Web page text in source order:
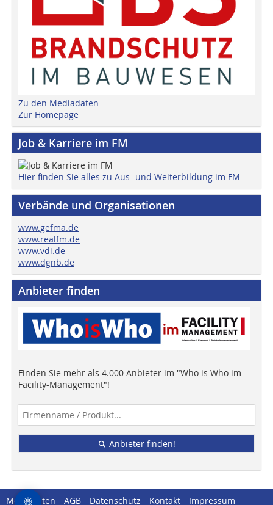
Zu den Mediadaten
Zur Homepage
Job & Karriere im FM
Hier finden Sie alles zu Aus- und Weiterbildung im FM
Verbände und Organisationen
www.gefma.de
www.realfm.de
www.vdi.de
www.dgnb.de
Anbieter finden
Finden Sie mehr als 4.000 Anbieter im "Who is Who im
Facility-Management"!
Anbieter finden!
Mediadaten AGB Datenschutz Kontakt Impressum